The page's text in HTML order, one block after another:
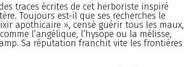
traces écrites de cet herboriste inspiré
Toujours est-il que ses recherches le
apothicaire », censé guérir tous les maux,
l’angélique, l’hysope ou la mélisse,
Sa réputation franchit vite les frontières